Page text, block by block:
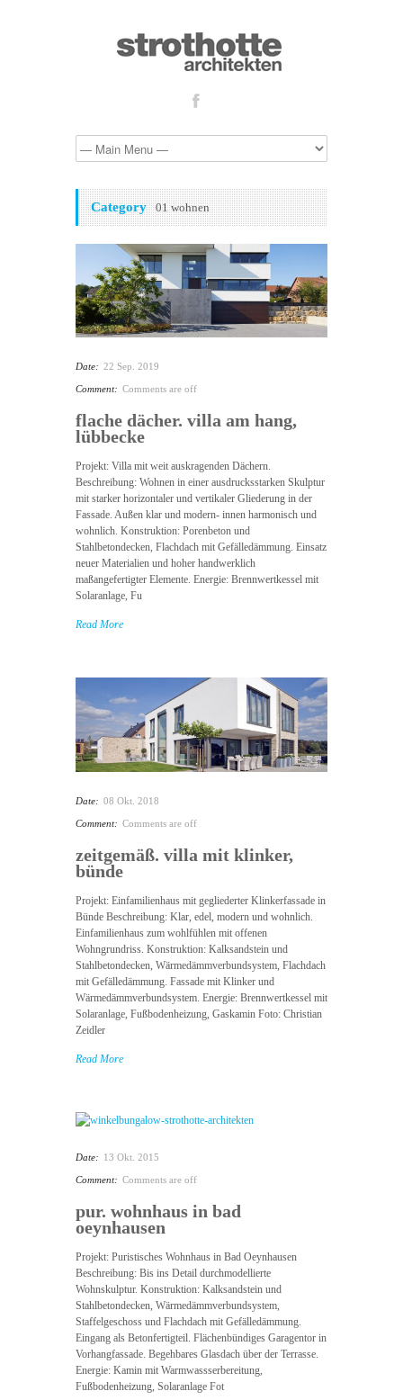
Category 01 wohnen
Date: 22 Sep. 2019
Comment: Comments are off
flache dächer. villa am hang,
lübbecke
Projekt: Villa mit weit auskragenden Dächern.
Beschreibung: Wohnen in einer ausdrucksstarken Skulptur
mit starker horizontaler und vertikaler Gliederung in der
Fassade. Außen klar und modern- innen harmonisch und
wohnlich. Konstruktion: Porenbeton und
Stahlbetondecken, Flachdach mit Gefälledämmung. Einsatz
neuer Materialien und hoher handwerklich
maßangefertigter Elemente. Energie: Brennwertkessel mit
Solaranlage, Fu
Read More
Date: 08 Okt. 2018
Comment: Comments are off
zeitgemäß. villa mit klinker,
bünde
Projekt: Einfamilienhaus mit gegliederter Klinkerfassade in
Bünde Beschreibung: Klar, edel, modern und wohnlich.
Einfamilienhaus zum wohlfühlen mit offenen
Wohngrundriss. Konstruktion: Kalksandstein und
Stahlbetondecken, Wärmedämmverbundsystem, Flachdach
mit Gefälledämmung. Fassade mit Klinker und
Wärmedämmverbundsystem. Energie: Brennwertkessel mit
Solaranlage, Fußbodenheizung, Gaskamin Foto: Christian
Zeidler
Read More
Date: 13 Okt. 2015
Comment: Comments are off
pur. wohnhaus in bad
oeynhausen
Projekt: Puristisches Wohnhaus in Bad Oeynhausen
Beschreibung: Bis ins Detail durchmodellierte
Wohnskulptur. Konstruktion: Kalksandstein und
Stahlbetondecken, Wärmedämmverbundsystem,
Staffelgeschoss und Flachdach mit Gefälledämmung.
Eingang als Betonfertigteil. Flächenbündiges Garagentor in
Vorhangfassade. Begehbares Glasdach über der Terrasse.
Energie: Kamin mit Warmwassserbereitung,
Fußbodenheizung, Solaranlage Fot